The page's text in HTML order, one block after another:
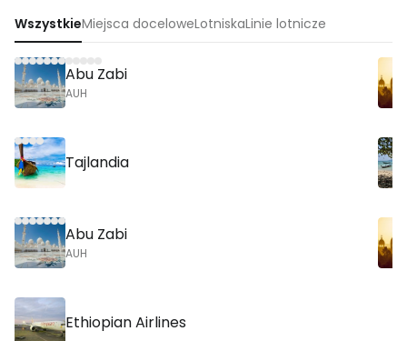
WszystkieMiejsca doceloweLotniskaLinie lotnicze
Abu Zabi
AUH
Tajlandia
Abu Zabi
AUH
Ethiopian Airlines